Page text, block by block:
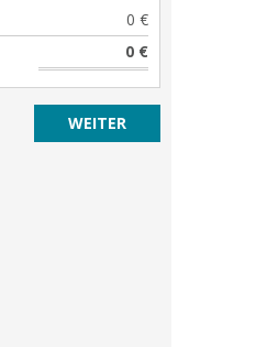
0 €
0 €